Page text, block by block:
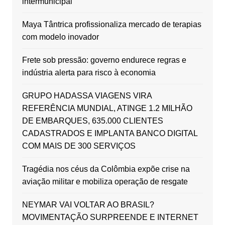
Maya Tântrica profissionaliza mercado de terapias
com modelo inovador
Frete sob pressão: governo endurece regras e
indústria alerta para risco à economia
GRUPO HADASSA VIAGENS VIRA
REFERÊNCIA MUNDIAL, ATINGE 1.2 MILHÃO
DE EMBARQUES, 635.000 CLIENTES
CADASTRADOS E IMPLANTA BANCO DIGITAL
COM MAIS DE 300 SERVIÇOS
Tragédia nos céus da Colômbia expõe crise na
aviação militar e mobiliza operação de resgate
NEYMAR VAI VOLTAR AO BRASIL?
MOVIMENTAÇÃO SURPREENDE E INTERNET